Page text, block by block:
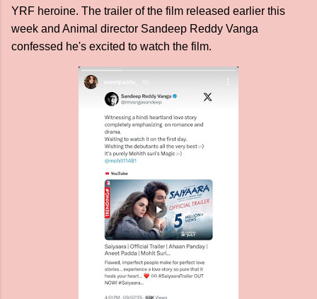
YRF heroine. The trailer of the film released earlier this
week and Animal director Sandeep Reddy Vanga
confessed he's excited to watch the film.